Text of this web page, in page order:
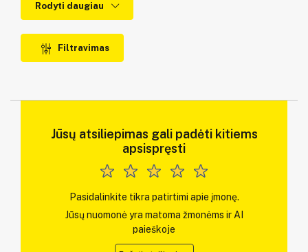
Rodyti daugiau
Filtravimas
Jūsų atsiliepimas gali padėti kitiems
apsispręsti
Pasidalinkite tikra patirtimi apie įmonę.
Jūsų nuomonė yra matoma žmonėms ir AI
paieškoje